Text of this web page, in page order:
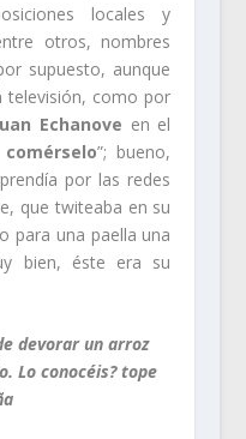
locales y
otros, nombres
supuesto, aunque
televisión, como por
Echanove en el
”; bueno,
por las redes
que twiteaba en su
para una paella una
bien, éste era su
devorar un arroz
Lo conocéis? tope